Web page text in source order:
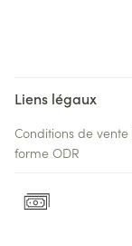
Liens légaux
Conditions de vente
forme ODR